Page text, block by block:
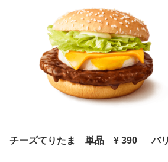
チーズてりたま 単品 ¥ 390 バ